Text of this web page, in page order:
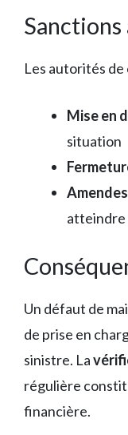
Les autorités
Mise en
situation
atteindre
Un défaut de
de prise en
sinistre. La
régulière
financière.